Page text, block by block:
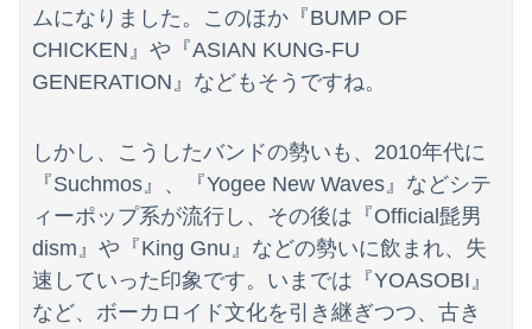
ムになりました。このほか『BUMP OF
CHICKEN』や『ASIAN KUNG-FU
GENERATION』などもそうですね。
しかし、こうしたバンドの勢いも、2010年代に
『Suchmos』、『Yogee New Waves』などシテ
ィーポップ系が流行し、その後は『Official髭男
dism』や『King Gnu』などの勢いに飲まれ、失
速していった印象です。いまでは『YOASOBI』
など、ボーカロイド文化を引き継ぎつつ、古き